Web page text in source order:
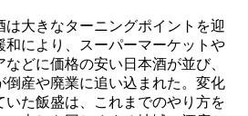
は大きなターニングポイントを迎
和により、スーパーマーケットや
どに価格の安い日本酒が並び、
倒産や廃業に追い込まれた。変化
いた飯盛は、これまでのやり方を